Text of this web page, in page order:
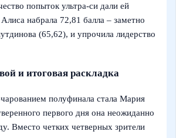
попыток ультра-си дали ей
набрала 72,81 балла – заметно
(65,62), и упрочила лидерство
и итоговая раскладка
полуфинала стала Мария
первого дня она неожиданно
Вместо четких четверных зрители